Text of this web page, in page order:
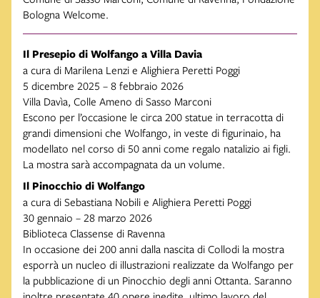
Bologna Welcome.
Il Presepio di Wolfango a Villa Davia
a cura di Marilena Lenzi e Alighiera Peretti Poggi
5 dicembre 2025 – 8 febbraio 2026
Villa Davìa, Colle Ameno di Sasso Marconi
Escono per l’occasione le circa 200 statue in terracotta di
grandi dimensioni che Wolfango, in veste di figurinaio, ha
modellato nel corso di 50 anni come regalo natalizio ai figli.
La mostra sarà accompagnata da un volume.
Il Pinocchio di Wolfango
a cura di Sebastiana Nobili e Alighiera Peretti Poggi
30 gennaio – 28 marzo 2026
Biblioteca Classense di Ravenna
In occasione dei 200 anni dalla nascita di Collodi la mostra
esporrà un nucleo di illustrazioni realizzate da Wolfango per
la pubblicazione di un Pinocchio degli anni Ottanta. Saranno